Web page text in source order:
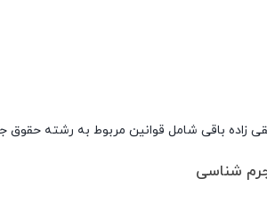
زاده باقی شامل قوانین مربوط به رشته
شناسی